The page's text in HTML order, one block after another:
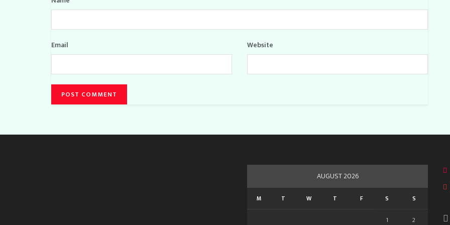
Email Website
AUGUST 2026
M T W T F S S
1 2